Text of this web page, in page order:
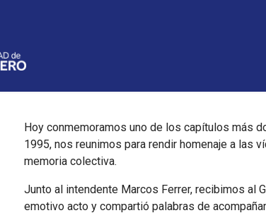
Hoy conmemoramos uno de los capítulos más
1995, nos reunimos para rendir homenaje a las
memoria colectiva.
Junto al intendente Marcos Ferrer, recibimos al
emotivo acto y compartió palabras de